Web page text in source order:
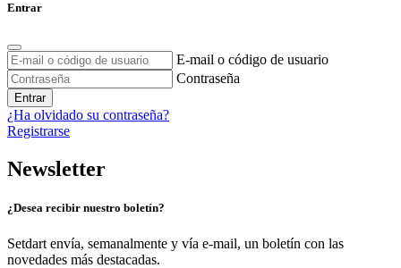
Entrar
E-mail o código de usuario
Contraseña
Entrar
¿Ha olvidado su contraseña?
Registrarse
Newsletter
¿Desea recibir nuestro boletín?
Setdart envía, semanalmente y vía e-mail, un boletín con las
novedades más destacadas.